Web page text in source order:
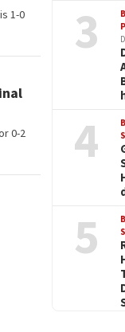
1-0
0-2
3
4
5